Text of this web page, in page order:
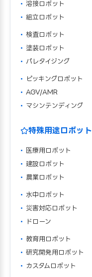
溶接ロボット
組立ロボット
検査ロボット
塗装ロボット
パレタイジング
ピッキングロボット
AGV/AMR
マシンテンディング
特殊用途ロボット
医療用ロボット
建設ロボット
農業ロボット
水中ロボット
災害対応ロボット
ドローン
教育用ロボット
研究開発用ロボット
カスタムロボット